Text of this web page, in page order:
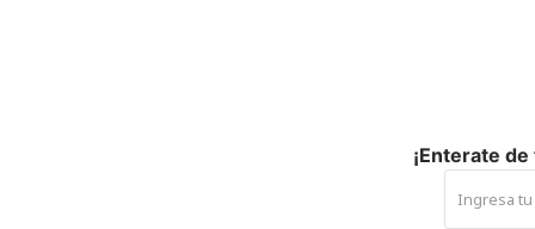
¡Enterate